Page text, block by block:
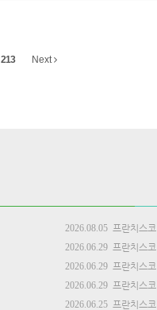
213 Next
2026.08.05 프란치스코
2026.06.29 프란치스코
2026.06.29 프란치스코
2026.06.29 프란치스코
2026.06.25 프란치스코